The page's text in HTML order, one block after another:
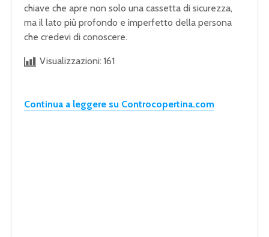
chiave che apre non solo una cassetta di sicurezza,
ma il lato più profondo e imperfetto della persona
che credevi di conoscere.
Visualizzazioni: 161
Continua a leggere su Controcopertina.com